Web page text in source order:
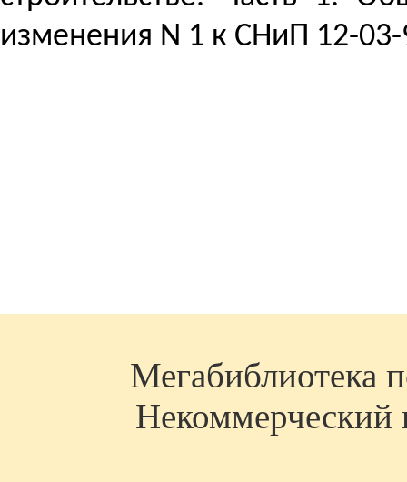
изменения N 1 к СНиП 12-
Мегабиблиотека
Некоммерческий